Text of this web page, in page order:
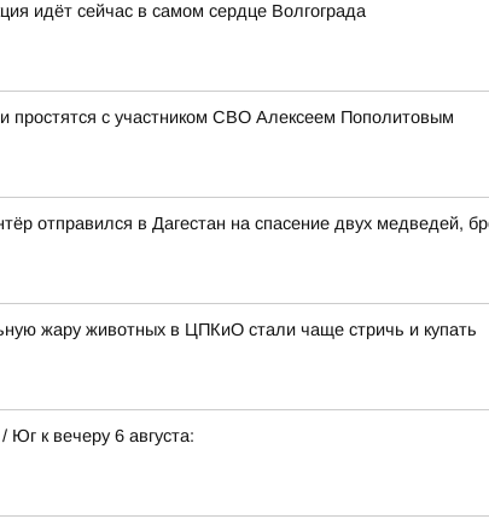
идёт сейчас в самом сердце Волгограда
простятся с участником СВО Алексеем Пополитовым
отправился в Дагестан на спасение двух медведей,
жару животных в ЦПКиО стали чаще стричь и купать
к вечеру 6 августа: